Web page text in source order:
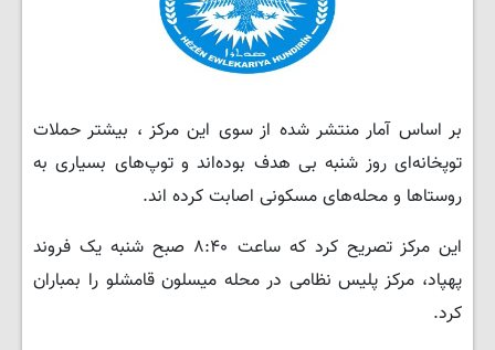
بر اساس آمار منتشر شده از سوی این مرکز ، بیشتر حملات
توپخانه‌ای روز شنبه بی‌ هدف بوده‌اند و توپ‌های بسیاری به
روستاها و محله‌های مسکونی اصابت کرده اند.
این مرکز تصریح کرد که ساعت ۸:۴۰ صبح شنبه یک فروند
پهپاد، مرکز پلیس نظامی در محله میسلون قامشلو را بمباران
کرد.